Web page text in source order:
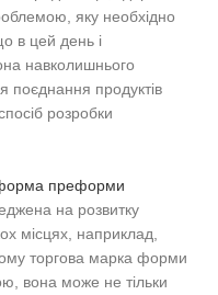
яку необхідно
в цей день і
навколишнього
поєднання продуктів
розробки
преформи
на розвитку
місцях, наприклад,
торгова марка форми
вона може не тільки